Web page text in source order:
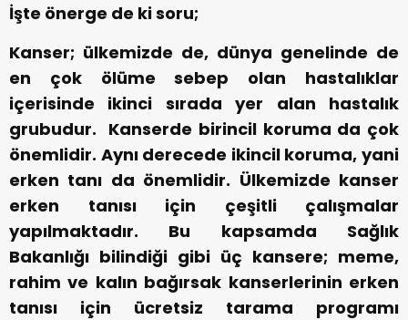
İşte önerge de ki soru;
Kanser; ülkemizde de, dünya genelinde de
en çok ölüme sebep olan hastalıklar
içerisinde ikinci sırada yer alan hastalık
grubudur. Kanserde birincil koruma da çok
önemlidir. Aynı derecede ikincil koruma, yani
erken tanı da önemlidir. Ülkemizde kanser
erken tanısı için çeşitli çalışmalar
yapılmaktadır. Bu kapsamda Sağlık
Bakanlığı bilindiği gibi üç kansere; meme,
rahim ve kalın bağırsak kanserlerinin erken
tanısı için ücretsiz tarama programı